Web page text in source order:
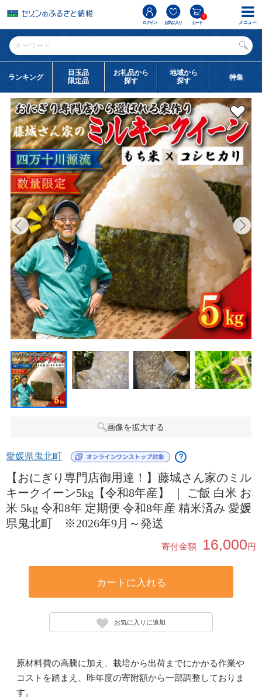
ログイン お気に入り カート
0
ランキング
目玉品
限定品
お礼品から
探す
地域から
探す
特集
画像を拡大する
愛媛県鬼北町 ？
【おにぎり専門店御用達！】藤城さん家のミル
キークイーン5kg【令和8年産】 ｜ ご飯 白米 お
米 5kg 令和8年 定期便 令和8年産 精米済み 愛媛
県鬼北町 ※2026年9月～発送
寄付金額 16,000円
カートに入れる
お気に入りに追加
原材料費の高騰に加え、栽培から出荷までにかかる作業や
コストを踏まえ、昨年度の寄附額から一部調整しておりま
す。
メニュー